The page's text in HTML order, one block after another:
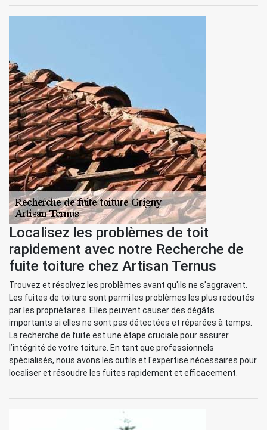
Localisez les problèmes de toit
rapidement avec notre Recherche de
fuite toiture chez Artisan Ternus
Trouvez et résolvez les problèmes avant qu'ils ne s'aggravent.
Les fuites de toiture sont parmi les problèmes les plus redoutés
par les propriétaires. Elles peuvent causer des dégâts
importants si elles ne sont pas détectées et réparées à temps.
La recherche de fuite est une étape cruciale pour assurer
l’intégrité de votre toiture. En tant que professionnels
spécialisés, nous avons les outils et l'expertise nécessaires pour
localiser et résoudre les fuites rapidement et efficacement.